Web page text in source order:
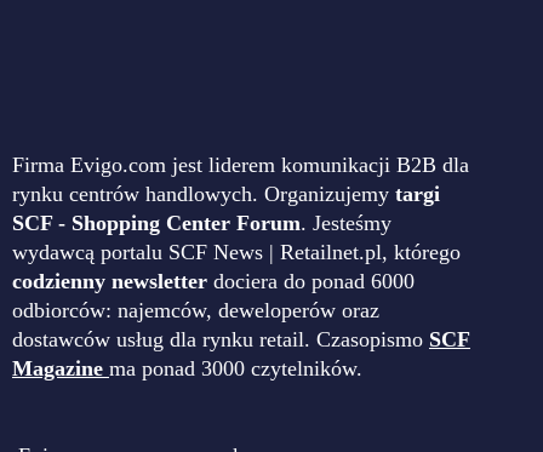
Firma Evigo.com jest liderem komunikacji B2B dla
rynku centrów handlowych. Organizujemy targi
SCF - Shopping Center Forum. Jesteśmy
wydawcą portalu SCF News | Retailnet.pl, którego
codzienny newsletter dociera do ponad 6000
odbiorców: najemców, deweloperów oraz
dostawców usług dla rynku retail. Czasopismo SCF
Magazine ma ponad 3000 czytelników.